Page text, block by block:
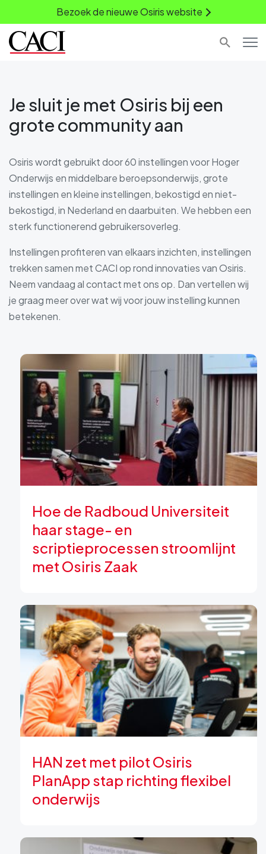
Bezoek de nieuwe Osiris website
Je sluit je met Osiris bij een
grote community aan
Osiris wordt gebruikt door 60 instellingen voor Hoger
Onderwijs en middelbare beroepsonderwijs, grote
instellingen en kleine instellingen, bekostigd en niet-
bekostigd, in Nederland en daarbuiten. We hebben een
sterk functionerend gebruikersoverleg.
Instellingen profiteren van elkaars inzichten, instellingen
trekken samen met CACI op rond innovaties van Osiris.
Neem vandaag al contact met ons op. Dan vertellen wij
je graag meer over wat wij voor jouw instelling kunnen
betekenen.
Hoe de Radboud Universiteit
haar stage- en
scriptieprocessen stroomlijnt
met Osiris Zaak
HAN zet met pilot Osiris
PlanApp stap richting flexibel
onderwijs